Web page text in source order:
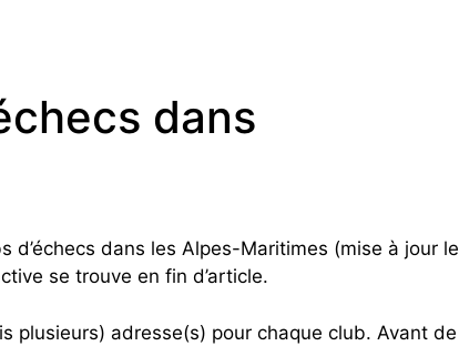
dans
d’échecs dans les Alpes-Maritimes (mise à jour le
se trouve en fin d’article.
plusieurs) adresse(s) pour chaque club. Avant de